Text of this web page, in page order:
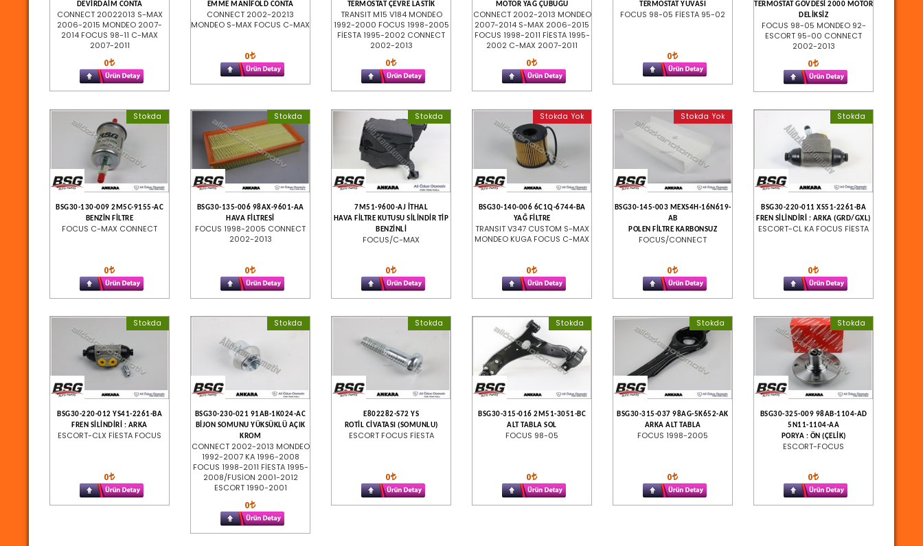
DEVİRDAİM CONTA
CONNECT 20022013 S-MAX
2006-2015 MONDEO 2007-
2014 FOCUS 98-11 C-MAX
2007-2011
0
EMME MANİFOLD CONTA
CONNECT 2002-20213
MONDEO S-MAX FOCUS C-MAX
0
TERMOSTAT ÇEVRE LASTİK
TRANSIT M15 V184 MONDEO
1992-2000 FOCUS 1998-2005
FİESTA 1995-2002 CONNECT
2002-2013
0
MOTOR YAĞ ÇUBUĞU
CONNECT 2002-2013 MONDEO
2007-2014 S-MAX 2006-2015
FOCUS 1998-2011 FİESTA 1995-
2002 C-MAX 2007-2011
0
TERMOSTAT YUVASI
FOCUS 98-05 FİESTA 95-02
0
TERMOSTAT GÖVDESİ 2000 MOTOR
DELİKSİZ
FOCUS 98-05 MONDEO 92-
ESCORT 95-00 CONNECT
2002-2013
0
Stokda
BSG30-130-009 2M5C-9155-AC
BENZİN FİLTRE
FOCUS C-MAX CONNECT
0
Stokda
BSG30-135-006 98AX-9601-AA
HAVA FİLTRESİ
FOCUS 1998-2005 CONNECT
2002-2013
0
Stokda
7M51-9600-AJ İTHAL
HAVA FİLTRE KUTUSU SİLİNDİR TİP
BENZİNLİ
FOCUS/C-MAX
0
Stokda Yok
BSG30-140-006 6C1Q-6744-BA
YAĞ FİLTRE
TRANSIT V347 CUSTOM S-MAX
MONDEO KUGA FOCUS C-MAX
0
Stokda Yok
BSG30-145-003 MEXS4H-16N619-
AB
POLEN FİLTRE KARBONSUZ
FOCUS/CONNECT
0
Stokda
BSG30-220-011 XS51-2261-BA
FREN SİLİNDİRİ : ARKA (GRD/GXL)
ESCORT-CL KA FOCUS FİESTA
0
Stokda
BSG30-220-012 YS41-2261-BA
FREN SİLİNDİRİ : ARKA
ESCORT-CLX FİESTA FOCUS
0
Stokda
BSG30-230-021 91AB-1K024-AC
BİJON SOMUNU YÜKSÜKLÜ AÇIK
KROM
CONNECT 2002-2013 MONDEO
1992-2007 KA 1996-2008
FOCUS 1998-2011 FİESTA 1995-
2008/FUSİON 2001-2012
ESCORT 1990-2001
0
Stokda
E802282-S72 YS
ROTİL CİVATASI (SOMUNLU)
ESCORT FOCUS FİESTA
0
Stokda
BSG30-315-016 2M51-3051-BC
ALT TABLA SOL
FOCUS 98-05
0
Stokda
BSG30-315-037 98AG-5K652-AK
ARKA ALT TABLA
FOCUS 1998-2005
0
Stokda
BSG30-325-009 98AB-1104-AD
5N11-1104-AA
PORYA : ÖN (ÇELİK)
ESCORT-FOCUS
0